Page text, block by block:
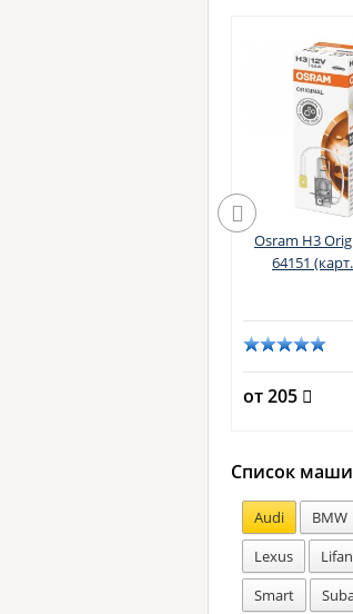
Osram H3
64151
от 205
Список
Audi BMW
Lexus
Lifan
Smart